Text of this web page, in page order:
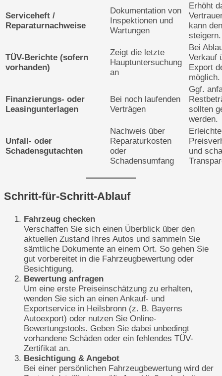
Serviceheft /
Reparaturnachweise
Dokumentation von
Inspektionen und
Wartungen
Erhöht
kann
steigern.
TÜV-Berichte (sofern
vorhanden)
Zeigt die letzte
Hauptuntersuchung
an
Bei
Verkauf
Export
möglich.
Finanzierungs- oder
Leasingunterlagen
Bei noch laufenden
Verträgen
Ggf.
sollten
werden.
Unfall- oder
Schadensgutachten
Nachweis über
Reparaturkosten
oder
Schadensumfang
und
Schritt-für-Schritt-Ablauf
Fahrzeug checken
Verschaffen Sie sich einen Überblick über den
aktuellen Zustand Ihres Autos und sammeln Sie
sämtliche Dokumente an einem Ort. So gehen Sie
gut vorbereitet in die Fahrzeugbewertung oder
Besichtigung.
Bewertung anfragen
Um eine erste Preiseinschätzung zu erhalten,
wenden Sie sich an einen Ankauf- und
Exportservice in Heilsbronn (z. B. Bayerns
Autoexport) oder nutzen Sie Online-
Bewertungstools. Geben Sie dabei unbedingt
vorhandene Schäden oder ein fehlendes TÜV-
Zertifikat an.
Besichtigung & Angebot
Bei einer persönlichen Fahrzeugbewertung wird der